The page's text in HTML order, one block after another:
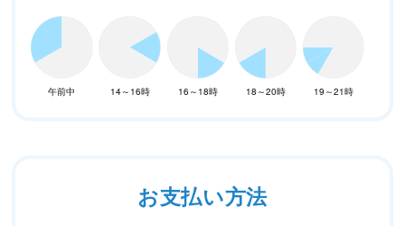
午前中 14～16時 16～18時 18～20時 19～21時
お支払い方法